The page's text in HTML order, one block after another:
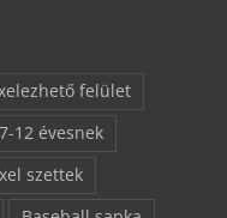
felület
7-12 évesnek
szettek